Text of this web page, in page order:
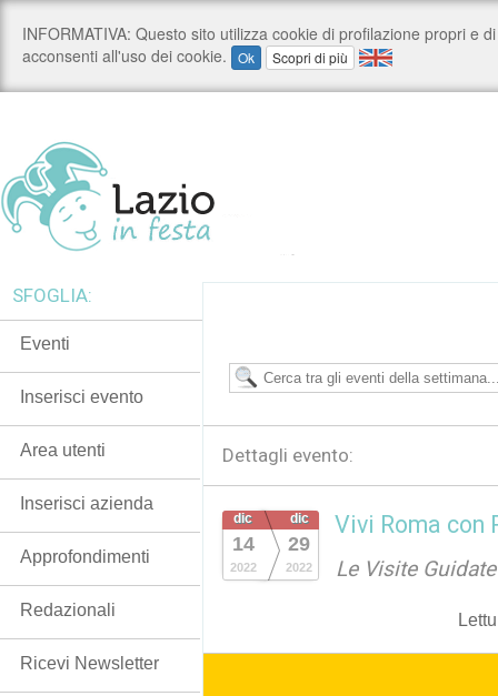
Dettagli evento:
dic
14
2022
dic
29
2022
Vivi Roma con
Le Visite
SFOGLIA:
Eventi
Inserisci evento
Area utenti
Inserisci azienda
Approfondimenti
Redazionali
Ricevi Newsletter